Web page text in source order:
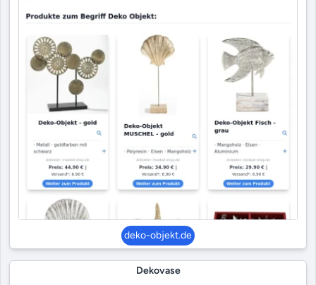
deko-objekt.de
Dekovase